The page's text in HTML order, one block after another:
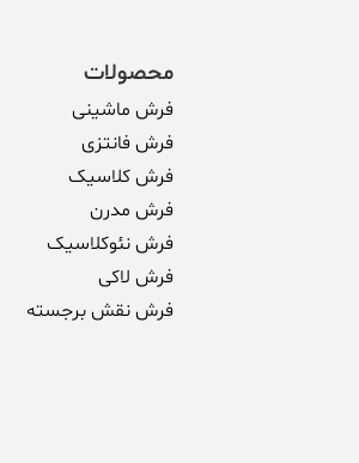
محصولات
فرش ماشینی
فرش فانتزی
فرش کلاسیک
فرش مدرن
فرش نئوکلاسیک
فرش لاکی
فرش نقش برجسته